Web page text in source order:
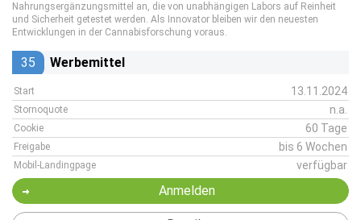
Nahrungsergänzungsmittel an, die von unabhängigen Labors auf Reinheit
und Sicherheit getestet werden. Als Innovator bleiben wir den neuesten
Entwicklungen in der Cannabisforschung voraus.
35 Werbemittel
Start 13.11.2024
Stornoquote n.a.
Cookie 60 Tage
Freigabe bis 6 Wochen
Mobil-Landingpage verfügbar
Anmelden